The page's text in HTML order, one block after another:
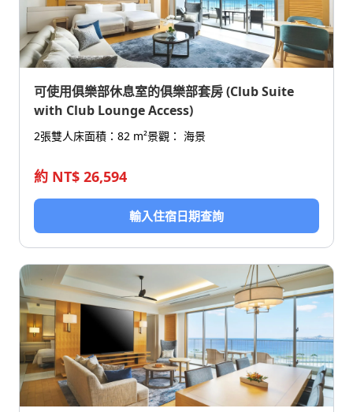
可使用俱樂部休息室的俱樂部套房 (Club Suite
with Club Lounge Access)
2張雙人床面積：82 m²景觀： 海景
約 NT$ 26,594
輸入住宿日期查詢